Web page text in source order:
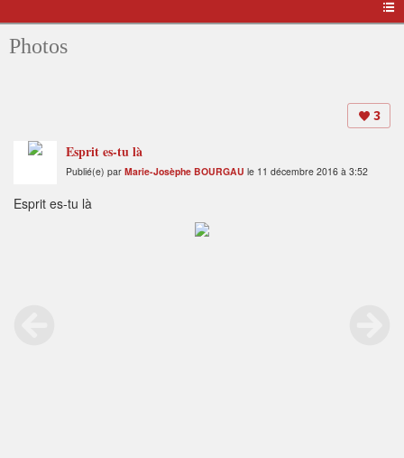
Photos
3
Esprit es-tu là
Publié(e) par Marie-Josèphe BOURGAU le 11 décembre 2016 à 3:52
Esprit es-tu là